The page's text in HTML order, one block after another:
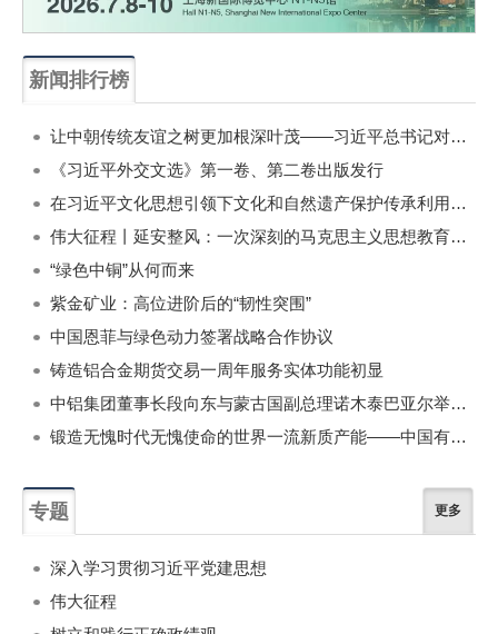
新闻排行榜
让中朝传统友谊之树更加根深叶茂——习近平总书记对朝鲜进行国事访问纪实
《习近平外交文选》第一卷、第二卷出版发行
在习近平文化思想引领下文化和自然遗产保护传承利用工作开创新局面
伟大征程丨延安整风：一次深刻的马克思主义思想教育运动
“绿色中铜”从何而来
紫金矿业：高位进阶后的“韧性突围”
中国恩菲与绿色动力签署战略合作协议
铸造铝合金期货交易一周年服务实体功能初显
中铝集团董事长段向东与蒙古国副总理诺木泰巴亚尔举行会谈
锻造无愧时代无愧使命的世界一流新质产能——中国有色金属工业的战略应对与破局之道（二）
专题 更多
深入学习贯彻习近平党建思想
伟大征程